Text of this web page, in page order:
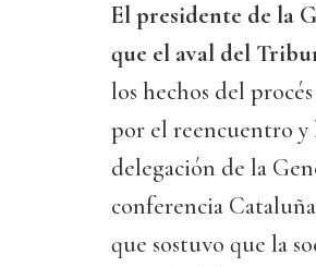
El presidente de la
que el aval del
los hechos del procés
por el reencuentro y
delegación de la
conferencia
que sostuvo que la